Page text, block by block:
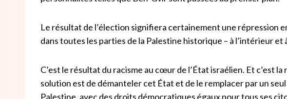
Le résultat de l’élection signifiera certainement une répression
dans toutes les parties de la Palestine historique – à l’intérieur et
C’est le résultat du racisme au cœur de l’État israélien. Et c’est
solution est de démanteler cet État et de le remplacer par un
Palestine, avec des droits démocratiques égaux pour tous ses